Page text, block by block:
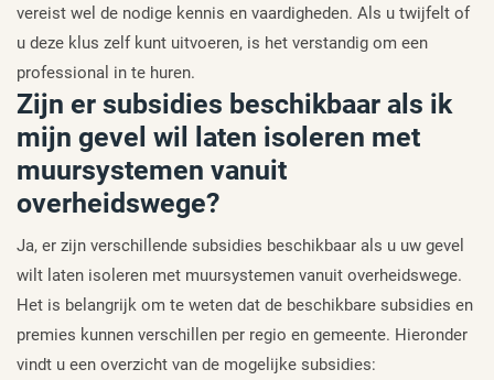
vereist wel de nodige kennis en vaardigheden. Als u twijfelt of
u deze klus zelf kunt uitvoeren, is het verstandig om een
professional in te huren.
Zijn er subsidies beschikbaar als ik
mijn gevel wil laten isoleren met
muursystemen vanuit
overheidswege?
Ja, er zijn verschillende subsidies beschikbaar als u uw gevel
wilt laten isoleren met muursystemen vanuit overheidswege.
Het is belangrijk om te weten dat de beschikbare subsidies en
premies kunnen verschillen per regio en gemeente. Hieronder
vindt u een overzicht van de mogelijke subsidies: